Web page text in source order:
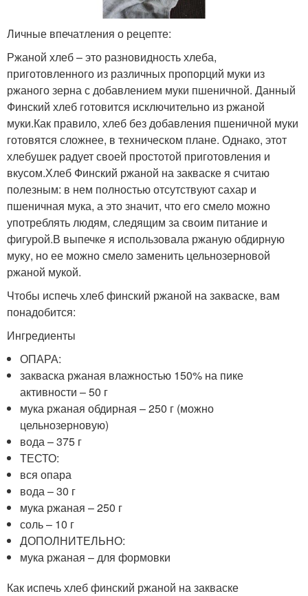
Личные впечатления о рецепте:
Ржаной хлеб – это разновидность хлеба,
приготовленного из различных пропорций муки из
ржаного зерна с добавлением муки пшеничной. Данный
Финский хлеб готовится исключительно из ржаной
муки.Как правило, хлеб без добавления пшеничной муки
готовятся сложнее, в техническом плане. Однако, этот
хлебушек радует своей простотой приготовления и
вкусом.Хлеб Финский ржаной на закваске я считаю
полезным: в нем полностью отсутствуют сахар и
пшеничная мука, а это значит, что его смело можно
употреблять людям, следящим за своим питание и
фигурой.В выпечке я использовала ржаную обдирную
муку, но ее можно смело заменить цельнозерновой
ржаной мукой.
Чтобы испечь хлеб финский ржаной на закваске, вам
понадобится:
Ингредиенты
ОПАРА:
закваска ржаная влажностью 150% на пике
активности – 50 г
мука ржаная обдирная – 250 г (можно
цельнозерновую)
вода – 375 г
ТЕСТО:
вся опара
вода – 30 г
мука ржаная – 250 г
соль – 10 г
ДОПОЛНИТЕЛЬНО:
мука ржаная – для формовки
Как испечь хлеб финский ржаной на закваске